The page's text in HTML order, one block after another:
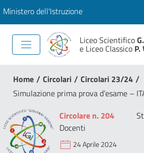
Ministero dell'Istruzione
Liceo Scientifico
e Liceo Classico
Home / Circolari / Circolari 23/24 /
Simulazione prima prova d’esame –
Circolare n. 204
Docenti
24 Aprile 2024